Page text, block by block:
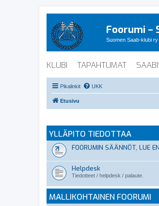
Foorumi –
Suomen Saab-klubi ry
KLUBI TAPAHTUMAT
Pikalinkit UKK
Etusivu
YLLÄPITO TIEDOTTAA
FOORUMIN SÄÄNNÖT, LUE
Helpdesk
Tiedotteet / helpdesk / palaute.
MALLIKOHTAINEN FOORUMI